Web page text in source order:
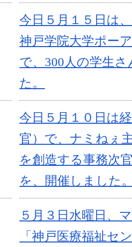
今日５月１５日は
神戸学院大学ポー
で、300人の学生
た。
今日５月１０日は
官）で、ナミねぇ
を創造する事務次
を、開催しました
５月３日水曜日、
「神戸医療福祉セ